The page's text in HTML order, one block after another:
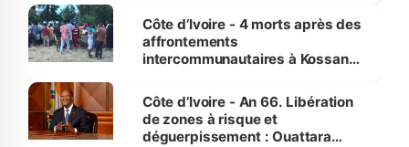
générations futures »
Côte d’Ivoire - 4 morts après des
affrontements
intercommunautaires à Kossandji
milieu des sinistrés
Côte d’Ivoire - An 66. Libération
de zones à risque et
déguerpissement : Ouattara